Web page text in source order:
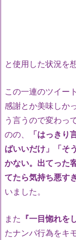
と使用した状況を
この一連のツイー
感謝とか美味しか
う言うので変わっ
のの、
「はっきり
ばいいだけ」「そ
かない。出てった
てたら気持ち悪す
いました。
また 『一目惚れを
たナンパ行為をキ